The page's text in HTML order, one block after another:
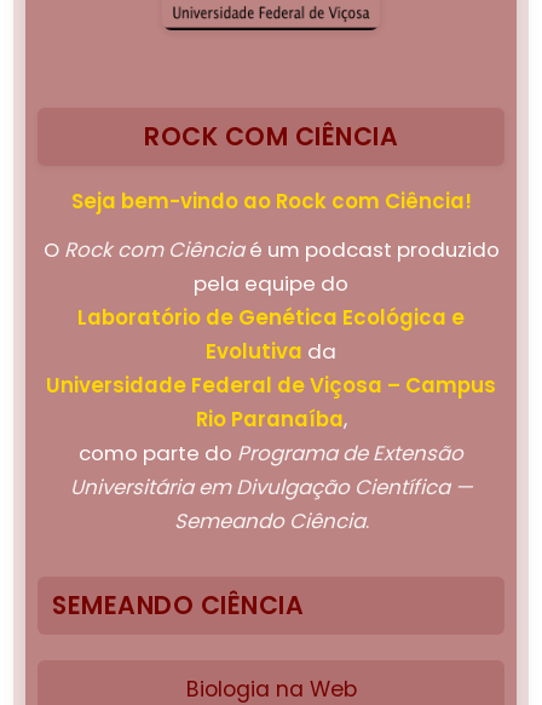
ROCK COM CIÊNCIA
Seja bem-vindo ao Rock com Ciência!
O Rock com Ciênciaé um podcast produzido
pela equipe do
Laboratório de Genética Ecológica e
Evolutiva da
Universidade Federal de Viçosa – Campus
Rio Paranaíba,
como parte do Programa de Extensão
Universitária em Divulgação Científica —
Semeando Ciência.
SEMEANDO CIÊNCIA
Biologia na Web